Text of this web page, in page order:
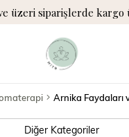
üzeri siparişlerde kargo
Arnika Faydaları
Diğer Kategoriler